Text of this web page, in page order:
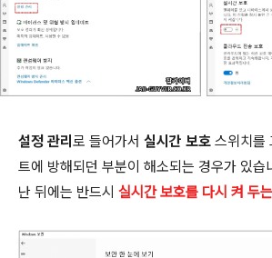
설정 관리 로 들어가서 실시간 보호 스위치를
트에 방해되던 부분이 해소되는 경우가 있습
난 뒤에는 반드시 실시간 보호를 다시 켜 두